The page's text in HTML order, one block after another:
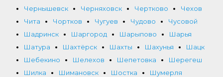
Чернышевск
Черняховск Чертково
Чехов
Чита
Чортков Чугуев Чудово
Чусовой
Шадринск
Шаргород Шарыпово
Шарья
Шатура
Шахтёрск Шахты Шахунья
Шацк
Шебекино
Шелехов Шепетовка
Шерегеш
Шилка
Шимановск Шостка
Шумерля